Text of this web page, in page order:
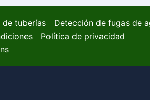
de tuberías
Detección de fugas de
Política de privacidad